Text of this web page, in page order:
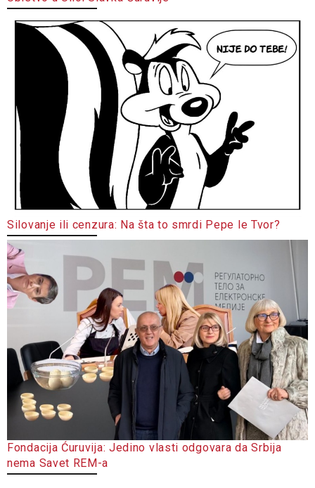
Silovanje ili cenzura: Na šta to smrdi Pepe le Tvor?
Fondacija Ćuruvija: Jedino vlasti odgovara da Srbija
nema Savet REM-a